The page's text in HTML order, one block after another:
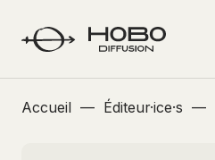
Accueil — Éditeur·ice·s —